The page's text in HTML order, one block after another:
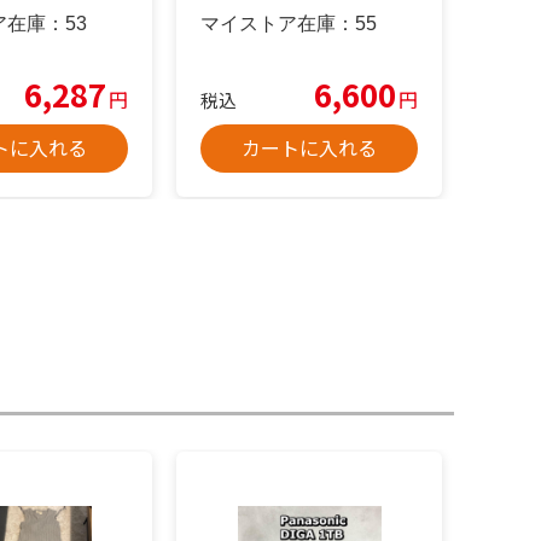
庫： 53
6,287円
に入れる
マイストア在庫： 55
税込 6,600円
カートに入れる